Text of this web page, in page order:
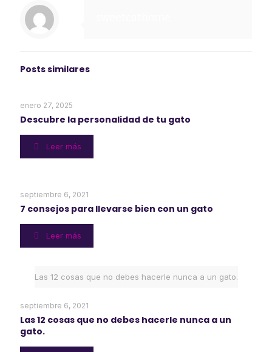
Posts similares
enero 27, 2025
Descubre la personalidad de tu gato
Leer más
septiembre 6, 2021
7 consejos para llevarse bien con un gato
Leer más
Las 12 cosas que no debes hacerle nunca a un gato.
septiembre 6, 2021
Las 12 cosas que no debes hacerle nunca a un
gato.